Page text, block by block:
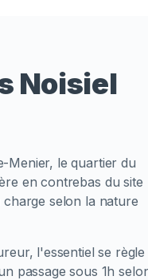
Noisiel
Menier, le quartier du
en contrebas du site
charge selon la nature
l'essentiel se règle
passage sous 1h